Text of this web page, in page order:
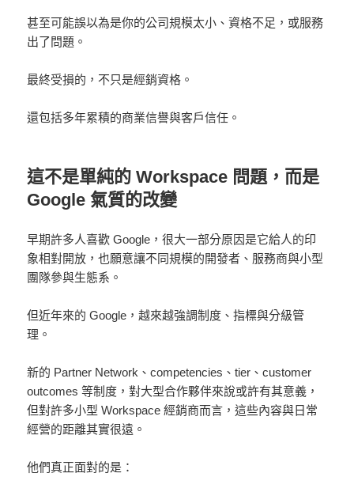
甚至可能誤以為是你的公司規模太小、資格不足，或服務
出了問題。
最終受損的，不只是經銷資格。
還包括多年累積的商業信譽與客戶信任。
這不是單純的 Workspace 問題，而是
Google 氣質的改變
早期許多人喜歡 Google，很大一部分原因是它給人的印
象相對開放，也願意讓不同規模的開發者、服務商與小型
團隊參與生態系。
但近年來的 Google，越來越強調制度、指標與分級管
理。
新的 Partner Network、competencies、tier、customer
outcomes 等制度，對大型合作夥伴來說或許有其意義，
但對許多小型 Workspace 經銷商而言，這些內容與日常
經營的距離其實很遠。
他們真正面對的是：